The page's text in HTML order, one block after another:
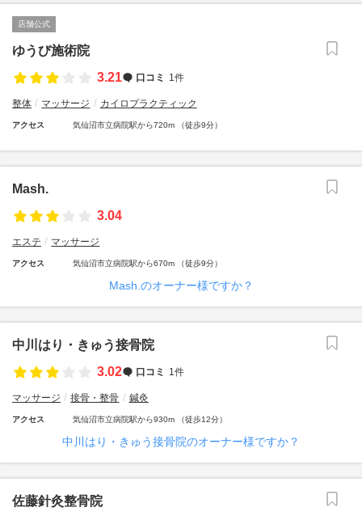
店舗公式
ゆうび施術院
3.21
口コミ 1件
整体 マッサージ カイロプラクティック
アクセス 気仙沼市立病院駅から720m （徒歩9分）
Mash.
3.04
エステ マッサージ
アクセス 気仙沼市立病院駅から670m （徒歩9分）
Mash.のオーナー様ですか？
中川はり・きゅう接骨院
3.02
口コミ 1件
マッサージ 接骨・整骨 鍼灸
アクセス 気仙沼市立病院駅から930m （徒歩12分）
中川はり・きゅう接骨院のオーナー様ですか？
佐藤針灸整骨院